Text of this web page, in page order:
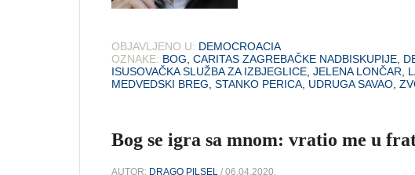
OBJAVLJENO U: DEMOCROACIA
OZNAKE: BOG, CARITAS ZAGREBAČKE NADBISKUPIJE,
ISUSOVAČKA SLUŽBA ZA IZBJEGLICE, JELENA LONČAR,
MEDVEDSKI BREG, STANKO PERICA, UDRUGA SAVAO,
Bog se igra sa mnom: vratio me u
AUTOR: DRAGO PILSEL / 06.04.2020.